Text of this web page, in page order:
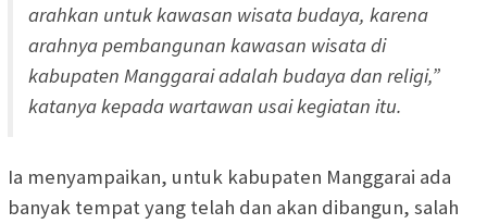
arahkan untuk kawasan wisata budaya, karena
arahnya pembangunan kawasan wisata di
kabupaten Manggarai adalah budaya dan religi,”
katanya kepada wartawan usai kegiatan itu.
Ia menyampaikan, untuk kabupaten Manggarai ada
banyak tempat yang telah dan akan dibangun, salah